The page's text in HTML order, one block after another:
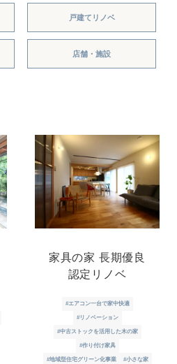
戸建てリノベ
店舗・施設
家具の家 長期優良
認定リノベ
#エアコン一台で家中快適
#リノベーション
#中古ストックを活用した木の家
#作り付け家具
#地域型住宅グリーン化事業 #小さな家